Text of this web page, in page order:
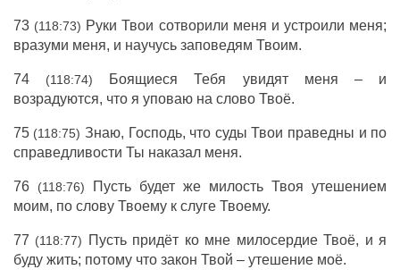
73 (118:73) Руки Твои сотворили меня и устроили меня;
вразуми меня, и научусь заповедям Твоим.
74 (118:74) Боящиеся Тебя увидят меня – и
возрадуются, что я уповаю на слово Твоё.
75 (118:75) Знаю, Господь, что суды Твои праведны и по
справедливости Ты наказал меня.
76 (118:76) Пусть будет же милость Твоя утешением
моим, по слову Твоему к слуге Твоему.
77 (118:77)
Пусть придёт ко мне милосердие Твоё, и я
буду жить; потому что закон Твой – утешение моё.